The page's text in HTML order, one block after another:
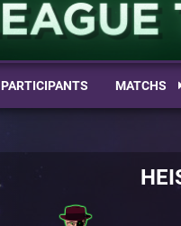
PARTICIPANTS MATCHS